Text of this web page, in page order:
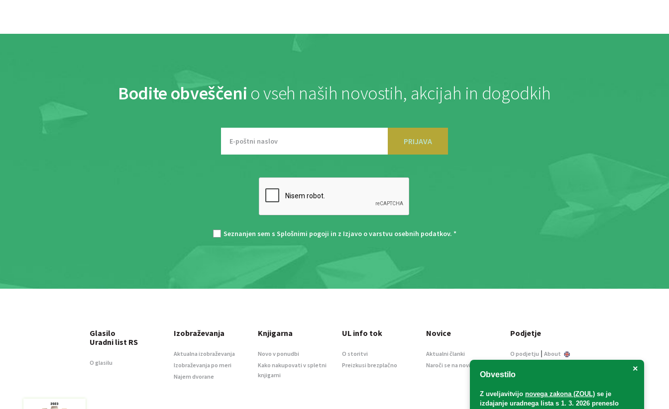
Bodite obveščeni o vseh naših novostih, akcijah in dogodkih
PRIJAVA
Seznanjen sem s Splošnimi pogoji in z Izjavo o varstvu osebnih podatkov. *
×
Obvestilo
Z uveljavitvijo novega zakona (ZOUL) se je
izdajanje uradnega lista s 1. 3. 2026 preneslo
Glasilo
Uradni list RS
O glasilu
Izobraževanja
Aktualna izobraževanja
Izobraževanja po meri
Najem dvorane
Knjigarna
Novo v ponudbi
Kako nakupovati v spletni
knjigarni
UL info tok
O storitvi
Preizkusi brezplačno
Novice
Aktualni članki
Naroči se na novice
Podjetje
O podjetju | About
Informacije javnega
Oglaševanje